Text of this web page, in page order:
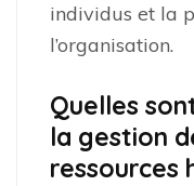
individus et la
l’organisation.
Quelles
la gestion
ressources